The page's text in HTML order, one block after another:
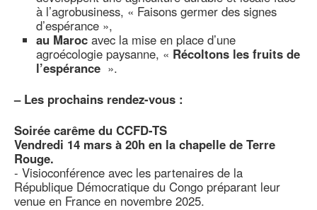
à l’agrobusiness, « Faisons germer des signes
d’espérance »,
au Maroc avec la mise en place d’une
agroécologie paysanne, « Récoltons les fruits de
l’espérance ».
– Les prochains rendez-vous :
Soirée carême du CCFD-TS
Vendredi 14 mars à 20h en la chapelle de Terre
Rouge.
- Visioconférence avec les partenaires de la
République Démocratique du Congo préparant leur
venue en France en novembre 2025.